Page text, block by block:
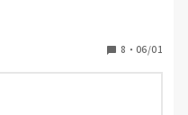
す。
8 ・ 06/01